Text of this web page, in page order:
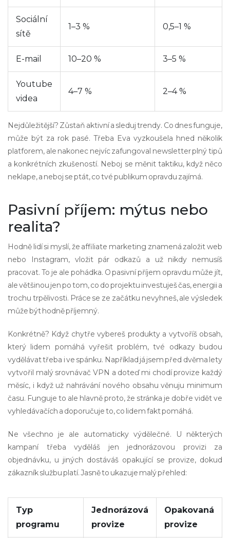
Sociální
sítě
1–3 % 0,5–1 %
E-mail 10–20 % 3–5 %
Youtube
videa
4–7 % 2–4 %
Nejdůležitější? Zůstaň aktivní a sleduj trendy. Co dnes funguje,
může být za rok pasé. Třeba Eva vyzkoušela hned několik
platforem, ale nakonec nejvíc zafungoval newsletter plný tipů
a konkrétních zkušeností. Neboj se měnit taktiku, když něco
neklape, a neboj se ptát, co tvé publikum opravdu zajímá.
Pasivní příjem: mýtus nebo
realita?
Hodně lidí si myslí, že affiliate marketing znamená založit web
nebo Instagram, vložit pár odkazů a už nikdy nemusíš
pracovat. To je ale pohádka. O pasivní příjem opravdu může jít,
ale většinou jen po tom, co do projektu investuješ čas, energii a
trochu trpělivosti. Práce se ze začátku nevyhneš, ale výsledek
může být hodně příjemný.
Konkrétně? Když chytře vybereš produkty a vytvoříš obsah,
který lidem pomáhá vyřešit problém, tvé odkazy budou
vydělávat třeba i ve spánku. Například já jsem před dvěma lety
vytvořil malý srovnávač VPN a doteď mi chodí provize každý
měsíc, i když už nahrávání nového obsahu věnuju minimum
času. Funguje to ale hlavně proto, že stránka je dobře vidět ve
vyhledávačích a doporučuje to, co lidem fakt pomáhá.
Ne všechno je ale automaticky výdělečné. U některých
kampaní třeba vyděláš jen jednorázovou provizi za
objednávku, u jiných dostáváš opakující se provize, dokud
zákazník službu platí. Jasně to ukazuje malý přehled:
Typ
programu
Jednorázová
provize
Opakovaná
provize